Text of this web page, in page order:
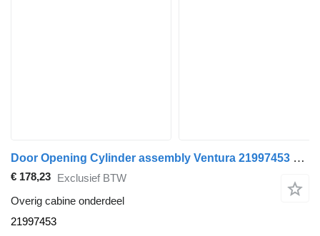
Door Opening Cylinder assembly Ventura 21997453 voor Volvo B5LH, B0E (2008-) bus
€ 178,23 Exclusief BTW
Overig cabine onderdeel
21997453